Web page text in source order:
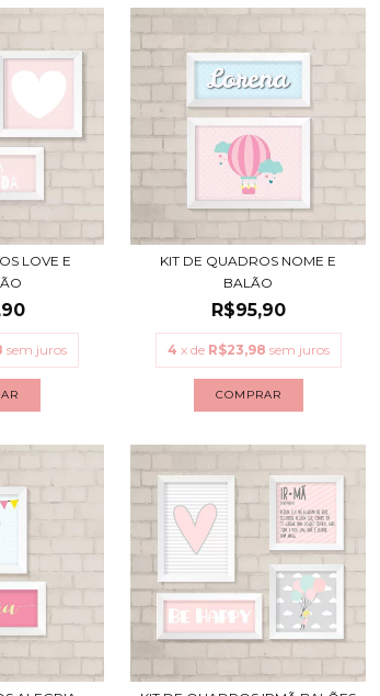
LOVE E
sem juros
KIT DE QUADROS NOME E
BALÃO
R$95,90
4 x de R$23,98 sem juros
COMPRAR